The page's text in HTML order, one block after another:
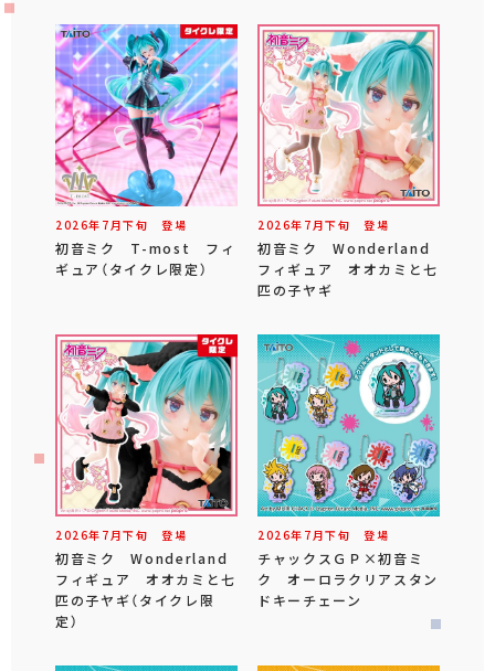
2026年 7 月下旬 登場
初音ミク T-most フィ
ギュア（タイクレ限定）
2026年 7 月下旬 登場
初音ミク Wonderland
フィギュア オオカミと七
匹の子ヤギ
2026年 7 月下旬 登場
初音ミク Wonderland
フィギュア オオカミと七
匹の子ヤギ（タイクレ限
定）
2026年 7 月下旬 登場
チャックスＧＰ×初音ミ
ク オーロラクリアスタン
ドキーチェーン